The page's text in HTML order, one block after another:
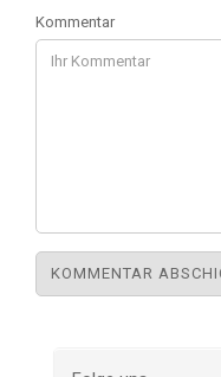
Kommentar